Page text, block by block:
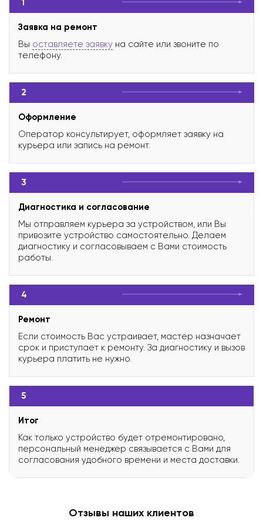
Заявка на ремонт
Вы оставляете заявку на сайте или звоните по
телефону.
2
Оформление
Оператор консультирует, оформляет заявку на
курьера или запись на ремонт.
3
Диагностика и согласование
Мы отправляем курьера за устройством, или Вы
привозите устройство самостоятельно. Делаем
диагностику и согласовываем с Вами стоимость
работы.
4
Ремонт
Если стоимость Вас устраивает, мастер назначает
срок и приступает к ремонту. За диагностику и вызов
курьера платить не нужно.
5
Итог
Как только устройство будет отремонтировано,
персональный менеджер связывается с Вами для
согласования удобного времени и места доставки.
Отзывы наших клиентов